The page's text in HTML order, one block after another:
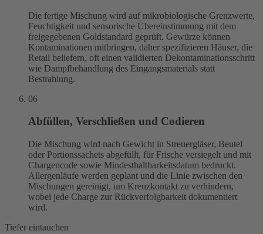
Die fertige Mischung wird auf mikrobiologische Grenzwerte,
Feuchtigkeit und sensorische Übereinstimmung mit dem
freigegebenen Goldstandard geprüft. Gewürze können
Kontaminationen mitbringen, daher spezifizieren Häuser, die
Retail beliefern, oft einen validierten Dekontaminationsschritt
wie Dampfbehandlung des Eingangsmaterials statt
Bestrahlung.
06
Abfüllen, Verschließen und Codieren
Die Mischung wird nach Gewicht in Streuergläser, Beutel
oder Portionssachets abgefüllt, für Frische versiegelt und mit
Chargencode sowie Mindesthaltbarkeitsdatum bedruckt.
Allergenläufe werden geplant und die Linie zwischen den
Mischungen gereinigt, um Kreuzkontakt zu verhindern,
wobei jede Charge zur Rückverfolgbarkeit dokumentiert
wird.
Tiefer eintauchen